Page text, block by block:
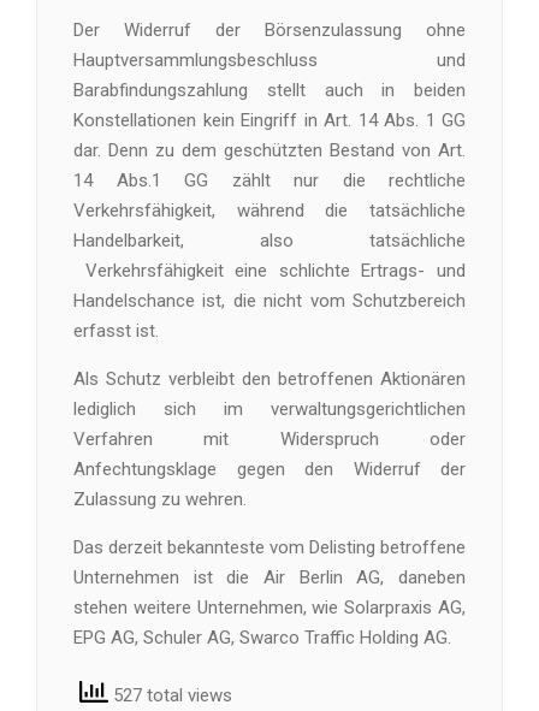
Der Widerruf der Börsenzulassung ohne
Hauptversammlungsbeschluss und
Barabfindungszahlung stellt auch in beiden
Konstellationen kein Eingriff in Art. 14 Abs. 1 GG
dar. Denn zu dem geschützten Bestand von Art.
14 Abs.1 GG zählt nur die rechtliche
Verkehrsfähigkeit, während die tatsächliche
Handelbarkeit, also tatsächliche
Verkehrsfähigkeit eine schlichte Ertrags- und
Handelschance ist, die nicht vom Schutzbereich
erfasst ist.
Als Schutz verbleibt den betroffenen Aktionären
lediglich sich im verwaltungsgerichtlichen
Verfahren mit Widerspruch oder
Anfechtungsklage gegen den Widerruf der
Zulassung zu wehren.
Das derzeit bekannteste vom Delisting betroffene
Unternehmen ist die Air Berlin AG, daneben
stehen weitere Unternehmen, wie Solarpraxis AG,
EPG AG, Schuler AG, Swarco Traffic Holding AG.
527 total views